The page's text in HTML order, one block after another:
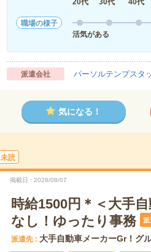
20代
30代 40代
職場の様子
活気がある
派遣会社 パーソルテンプスタ
気になる！
未読
掲載日 2026/08/07
時給1500円＊＜大手
なし！ゆったり事務
派
派遣先 大手自動車メーカーGr！グ